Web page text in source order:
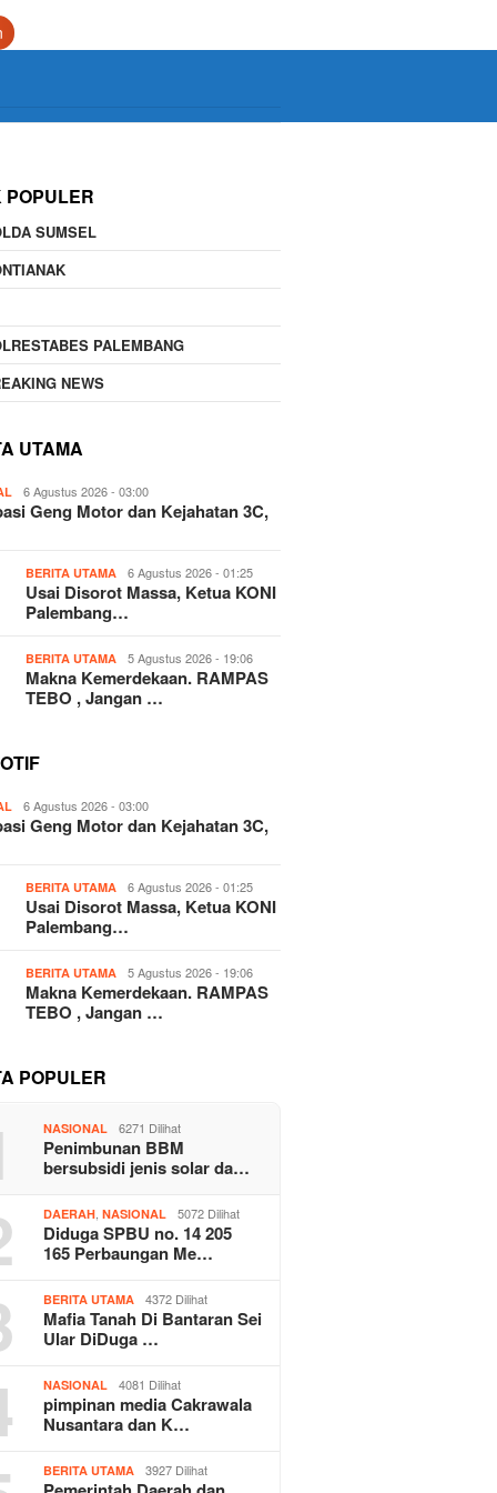
POPULER
SUMSEL
PALEMBANG
NEWS
UTAMA
6 Agustus 2026 - 03:00
Geng Motor dan Kejahatan 3C,
BERITA UTAMA 6 Agustus 2026 - 01:25
Usai Disorot Massa, Ketua KONI
Palembang…
BERITA UTAMA 5 Agustus 2026 - 19:06
Makna Kemerdekaan. RAMPAS
TEBO , Jangan …
6 Agustus 2026 - 03:00
Geng Motor dan Kejahatan 3C,
BERITA UTAMA 6 Agustus 2026 - 01:25
Usai Disorot Massa, Ketua KONI
Palembang…
BERITA UTAMA 5 Agustus 2026 - 19:06
Makna Kemerdekaan. RAMPAS
TEBO , Jangan …
POPULER
NASIONAL 6271 Dilihat
Penimbunan BBM
bersubsidi jenis solar da…
DAERAH,NASIONAL 5072 Dilihat
Diduga SPBU no. 14 205
165 Perbaungan Me…
BERITA UTAMA 4372 Dilihat
Mafia Tanah Di Bantaran Sei
Ular DiDuga …
NASIONAL 4081 Dilihat
pimpinan media Cakrawala
Nusantara dan K…
BERITA UTAMA 3927 Dilihat